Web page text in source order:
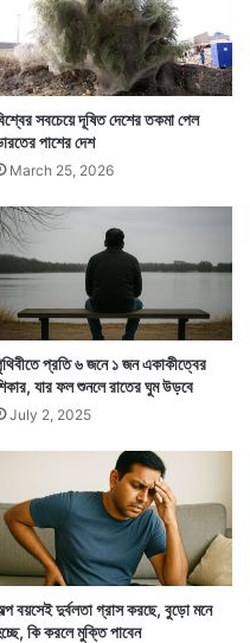
তবে তা অতিমারির চেহারা
এখনই এ বিষয়ে কোনও
সবচেয়ে দূষিত দেশের তকমা পেল
পাশের দেশ
March 25, 2026
প্রতি ৬ জনে ১ জন একাকীত্বের
যার ফল শুনলে রাতের ঘুম উড়বে
July 2, 2025
বয়সেই দুর্বলতা গ্রাস করছে, বুড়ো মনে
কি করলে মুক্তি পাবেন